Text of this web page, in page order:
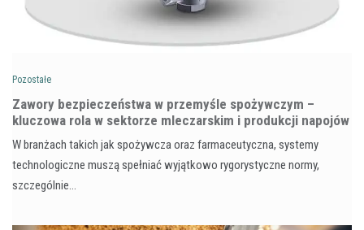
Pozostałe
Zawory bezpieczeństwa w przemyśle spożywczym –
kluczowa rola w sektorze mleczarskim i produkcji napojów
W branżach takich jak spożywcza oraz farmaceutyczna, systemy
technologiczne muszą spełniać wyjątkowo rygorystyczne normy,
szczególnie…